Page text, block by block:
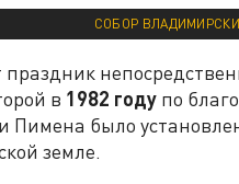
СОБОР
праздник
в 1982 году по
Пимена было
земле.